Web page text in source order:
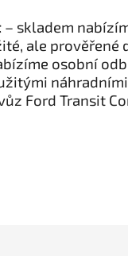
– skladem
ale
osobní
Ford Transit